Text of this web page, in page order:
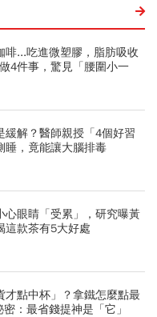
啡...吃進微塑膠，脂肪吸收
4件事，驚見「腰圍小一
緩解？醫師親授「4個好習
睡，竟能讓大腦排毒
心眼睛「受累」，研究曝黃
款茶有5大好處
才點中杯」？拿鐵怎麼點最
：最省錢提神是「它」